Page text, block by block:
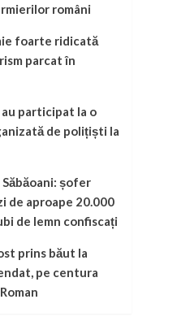
români
foarte ridicată
parcat în
participat la o
de polițiști la
șofer
de aproape 20.000
de lemn confiscați
prins băut la
pe centura